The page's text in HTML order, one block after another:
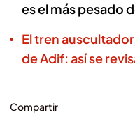
es el más pesado
El tren
de Adif: así se
Compartir